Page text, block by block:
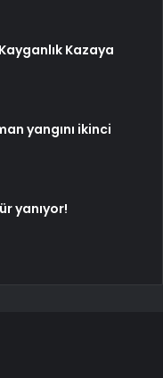
Kazaya
yangını ikinci
yanıyor!